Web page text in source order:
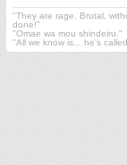
"They are rage. Brutal,
done!"
"Omae wa mou shindeiru."
"All we know is... he's